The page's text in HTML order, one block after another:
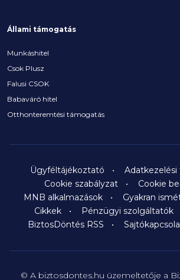
Állami támogatás
Munkáshitel
Csok Plusz
Falusi CSOK
Babaváró hitel
Otthonteremtési támogatás
Ügyféltájékoztató
Cookie szabályzat
Cookie
MNB alkalmazások
Gyakran
Cikkek
Pénzügyi szolgáltatók
BiztosDöntés RSS
© A biztosdontes.hu üzemeltetője a